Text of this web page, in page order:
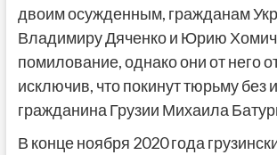
двоим осужденным, гражданам
Владимиру Дяченко и Юрию
помилование, однако они от него
исключив, что покинут тюрьму без
гражданина Грузии Михаила
В конце ноября 2020 года